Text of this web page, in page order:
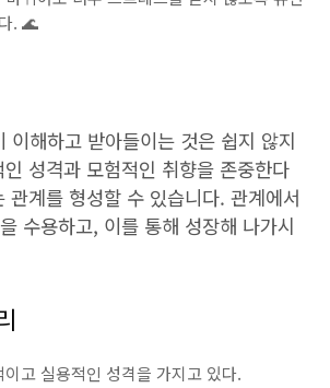
. 🌊
이해하고 받아들이는 것은 쉽지 않지
성격과 모험적인 취향을 존중한다
관계를 형성할 수 있습니다. 관계에서
수용하고, 이를 통해 성장해 나가시
고 실용적인 성격을 가지고 있다.